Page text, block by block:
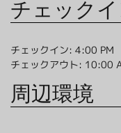
チェック
チェックイン: 4:00 PM
チェックアウト: 10:00
周辺環境